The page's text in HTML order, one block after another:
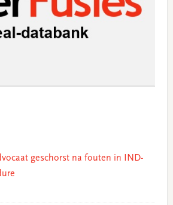
geschorst na fouten in IND-